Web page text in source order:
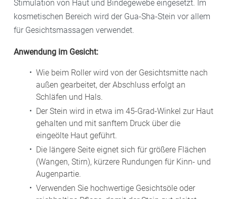
Stimulation von Haut und Bindegewebe eingesetzt. Im
kosmetischen Bereich wird der Gua-Sha-Stein vor allem
für Gesichtsmassagen verwendet.
Anwendung im Gesicht:
Wie beim Roller wird von der Gesichtsmitte nach
außen gearbeitet, der Abschluss erfolgt an
Schläfen und Hals.
Der Stein wird in etwa im 45-Grad-Winkel zur Haut
gehalten und mit sanftem Druck über die
eingeölte Haut geführt.
Die längere Seite eignet sich für größere Flächen
(Wangen, Stirn), kürzere Rundungen für Kinn- und
Augenpartie.
Verwenden Sie hochwertige Gesichtsöle oder